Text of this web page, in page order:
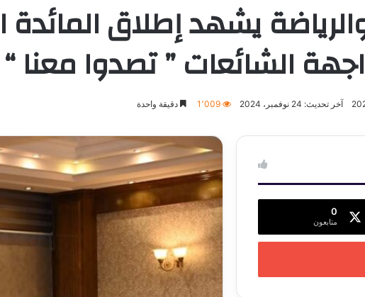
يشهد إطلاق المائدة
الشائعات ” تصدوا معنا “
آخر تحديث: 24 نوفمبر، 2024 1٬009 دقيقة واحدة
0
متابعون